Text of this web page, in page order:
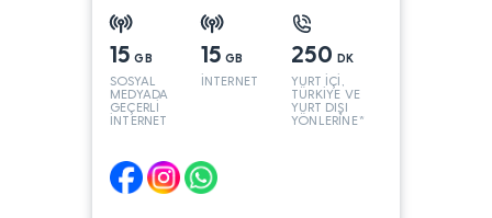
15 GB
SOSYAL
MEDYADA
GEÇERLİ
İNTERNET
15 GB
İNTERNET
250 DK
YURT İÇİ,
TÜRKİYE VE
YURT DIŞI
YÖNLERİNE*